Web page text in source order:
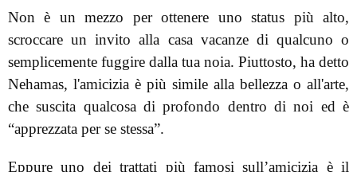
Non è un mezzo per ottenere uno status più alto,
scroccare un invito alla casa vacanze di qualcuno o
semplicemente fuggire dalla tua noia. Piuttosto, ha detto
Nehamas, l'amicizia è più simile alla bellezza o all'arte,
che suscita qualcosa di profondo dentro di noi ed è
“apprezzata per se stessa”.
Eppure uno dei trattati più famosi sull’amicizia è il